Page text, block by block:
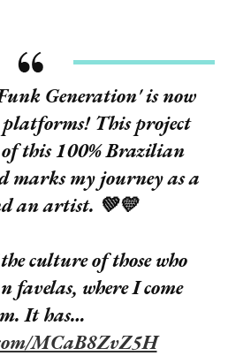
Generation' is now
This project
this 100% Brazilian
marks my journey as a
an artist. 💚💛
culture of those who
where I come
It has…
MCaB8ZvZ5H